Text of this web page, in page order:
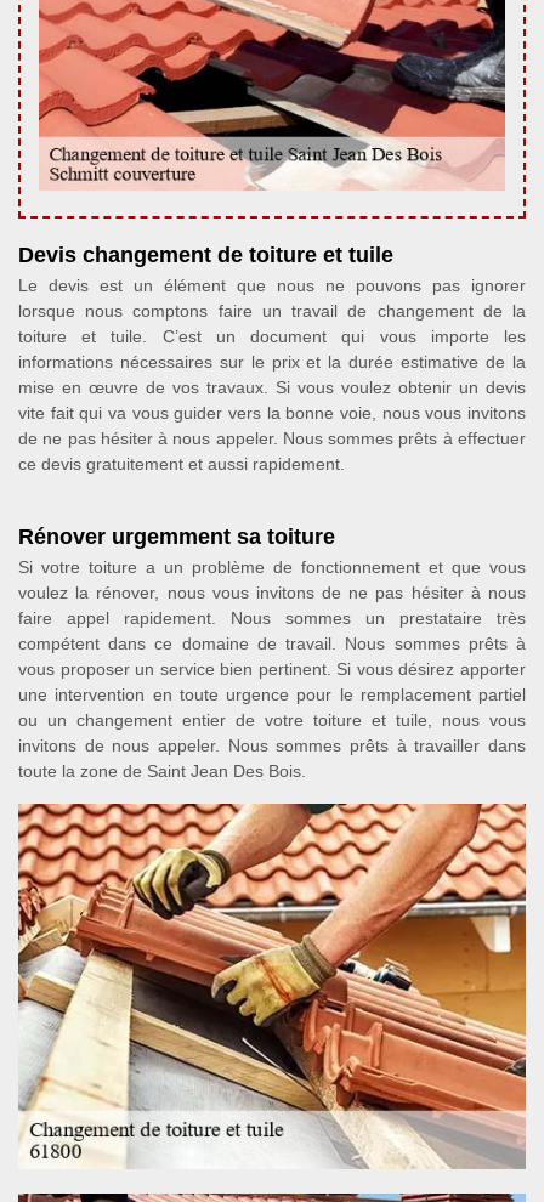
Devis changement de toiture et tuile
Le devis est un élément que nous ne pouvons pas ignorer
lorsque nous comptons faire un travail de changement de la
toiture et tuile. C’est un document qui vous importe les
informations nécessaires sur le prix et la durée estimative de la
mise en œuvre de vos travaux. Si vous voulez obtenir un devis
vite fait qui va vous guider vers la bonne voie, nous vous invitons
de ne pas hésiter à nous appeler. Nous sommes prêts à effectuer
ce devis gratuitement et aussi rapidement.
Rénover urgemment sa toiture
Si votre toiture a un problème de fonctionnement et que vous
voulez la rénover, nous vous invitons de ne pas hésiter à nous
faire appel rapidement. Nous sommes un prestataire très
compétent dans ce domaine de travail. Nous sommes prêts à
vous proposer un service bien pertinent. Si vous désirez apporter
une intervention en toute urgence pour le remplacement partiel
ou un changement entier de votre toiture et tuile, nous vous
invitons de nous appeler. Nous sommes prêts à travailler dans
toute la zone de Saint Jean Des Bois.